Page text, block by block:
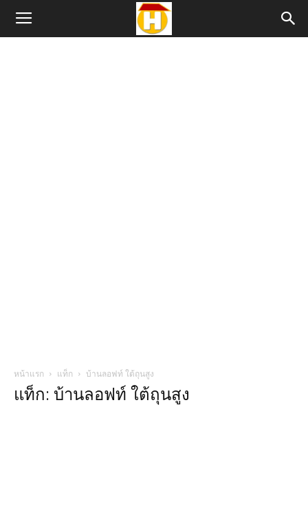
หน้าแรก แท็ก บ้านลอฟท์ ใต้ถุนสูง
แท็ก: บ้านลอฟท์ ใต้ถุนสูง